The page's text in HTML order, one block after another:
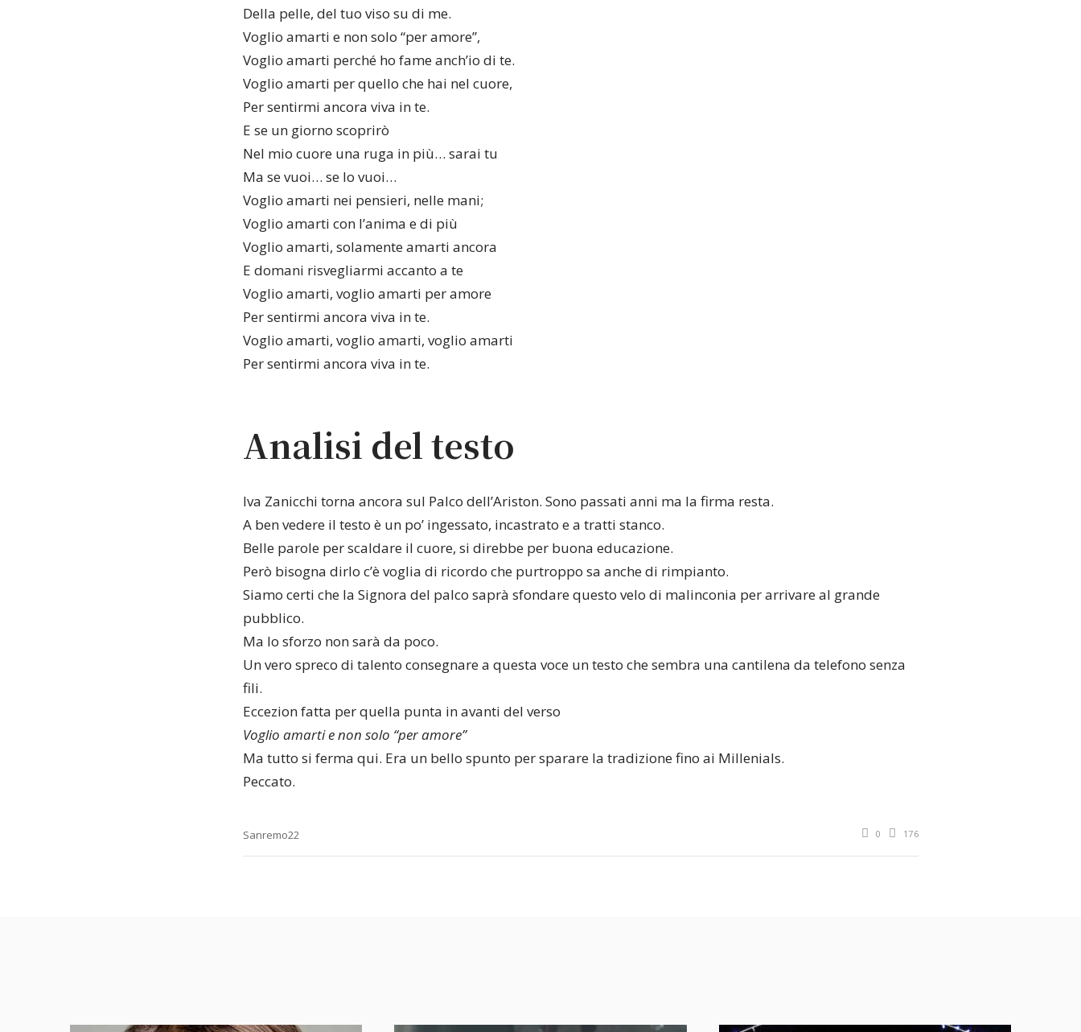
Della pelle, del tuo viso su di me.
Voglio amarti e non solo “per amore”,
Voglio amarti perché ho fame anch’io di te.
Voglio amarti per quello che hai nel cuore,
Per sentirmi ancora viva in te.
E se un giorno scoprirò
Nel mio cuore una ruga in più… sarai tu
Ma se vuoi… se lo vuoi…
Voglio amarti nei pensieri, nelle mani;
Voglio amarti con l’anima e di più
Voglio amarti, solamente amarti ancora
E domani risvegliarmi accanto a te
Voglio amarti, voglio amarti per amore
Per sentirmi ancora viva in te.
Voglio amarti, voglio amarti, voglio amarti
Per sentirmi ancora viva in te.
Analisi del testo
Iva Zanicchi torna ancora sul Palco dell’Ariston. Sono passati anni ma la firma resta.
A ben vedere il testo è un po’ ingessato, incastrato e a tratti stanco.
Belle parole per scaldare il cuore, si direbbe per buona educazione.
Però bisogna dirlo c’è voglia di ricordo che purtroppo sa anche di rimpianto.
Siamo certi che la Signora del palco saprà sfondare questo velo di malinconia per arrivare al grande
pubblico.
Ma lo sforzo non sarà da poco.
Un vero spreco di talento consegnare a questa voce un testo che sembra una cantilena da telefono senza
fili.
Eccezion fatta per quella punta in avanti del verso
Voglio amarti e non solo “per amore”
Ma tutto si ferma qui. Era un bello spunto per sparare la tradizione fino ai Millenials.
Peccato.
Sanremo22 0 176